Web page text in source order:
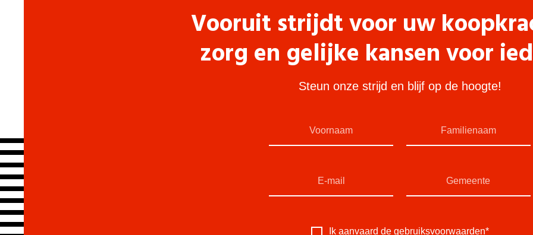
Vooruit strijdt voor uw
zorg en gelijke kansen voor
Steun onze strijd en blijf op de hoogte!
Ik aanvaard de gebruiksvoorwaarden*